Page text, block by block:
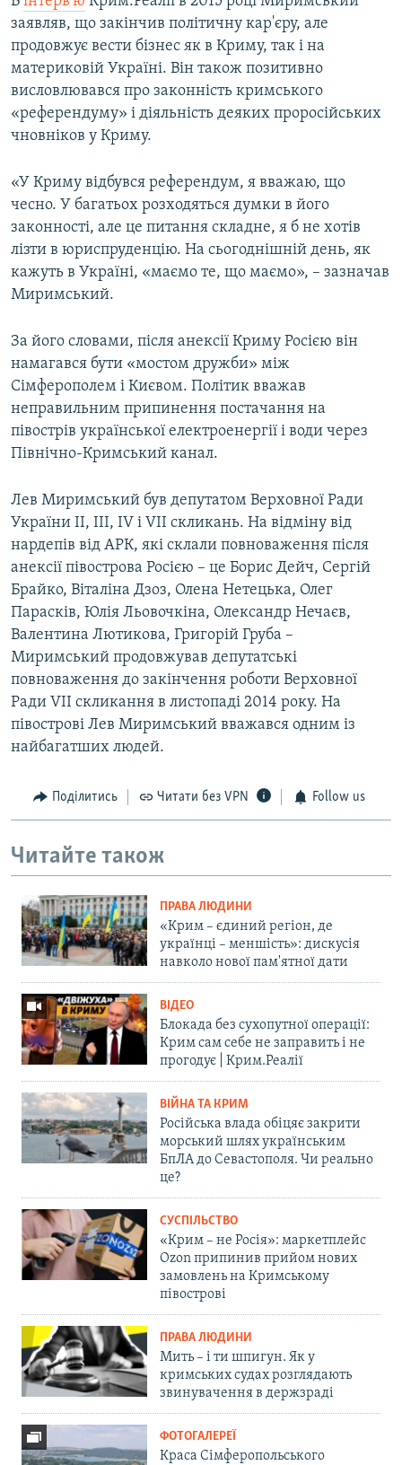
заявляв, що закінчив політичну кар'єру, але
продовжує вести бізнес як в Криму, так і на
материковій Україні. Він також позитивно
висловлювався про законність кримського
«референдуму» і діяльність деяких проросійських
чновніков у Криму.
«У Криму відбувся референдум, я вважаю, що
чесно. У багатьох розходяться думки в його
законності, але це питання складне, я б не хотів
лізти в юриспруденцію. На сьогоднішній день, як
кажуть в Україні, «маємо те, що маємо», – зазначав
Миримський.
За його словами, після анексії Криму Росією він
намагався бути «мостом дружби» між
Сімферополем і Києвом. Політик вважав
неправильним припинення постачання на
півострів української електроенергії і води через
Північно-Кримський канал.
Лев Миримський був депутатом Верховної Ради
України II, III, IV і VII скликань. На відміну від
нардепів від АРК, які склали повноваження після
анексії півострова Росією – це Борис Дейч, Сергій
Брайко, Віталіна Дзоз, Олена Нетецька, Олег
Парасків, Юлія Льовочкіна, Олександр Нечаєв,
Валентина Лютикова, Григорій Груба –
Миримський продовжував депутатські
повноваження до закінчення роботи Верховної
Ради VII скликання в листопаді 2014 року. На
півострові Лев Миримський вважався одним із
найбагатших людей.
Поділитись Читати без VPN Follow us
Читайте також
ПРАВА ЛЮДИНИ
«Крим – єдиний регіон, де
українці – меншість»: дискусія
навколо нової пам'ятної дати
ВІДЕО
Блокада без сухопутної операції:
Крим сам себе не заправить і не
прогодує | Крим.Реалії
ВІЙНА ТА КРИМ
Російська влада обіцяє закрити
морський шлях українським
БпЛА до Севастополя. Чи реально
це?
СУСПІЛЬСТВО
«Крим – не Росія»: маркетплейс
Ozon припинив прийом нових
замовлень на Кримському
півострові
ПРАВА ЛЮДИНИ
Мить – і ти шпигун. Як у
кримських судах розглядають
звинувачення в держзраді
ФОТОГАЛЕРЕЇ
Краса Сімферопольського